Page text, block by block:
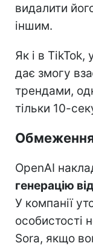
видалити
іншим.
Як і в TikTok,
дає змогу
трендами,
тільки 10-
OpenAI
генерацію
У компанії
особистості
Sora, якщо